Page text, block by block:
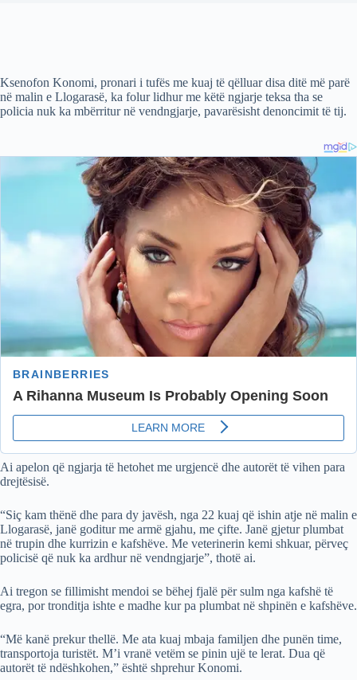
Ksenofon Konomi, pronari i tufës me kuaj të qëlluar disa ditë më parë
në malin e Llogarasë, ka folur lidhur me këtë ngjarje teksa tha se
policia nuk ka mbërritur në vendngjarje, pavarësisht denoncimit të tij.
Ai apelon që ngjarja të hetohet me urgjencë dhe autorët të vihen para
drejtësisë.
“Siç kam thënë dhe para dy javësh, nga 22 kuaj që ishin atje në malin e
Llogarasë, janë goditur me armë gjahu, me çifte. Janë gjetur plumbat
në trupin dhe kurrizin e kafshëve. Me veterinerin kemi shkuar, përveç
policisë që nuk ka ardhur në vendngjarje”, thotë ai.
Ai tregon se fillimisht mendoi se bëhej fjalë për sulm nga kafshë të
egra, por tronditja ishte e madhe kur pa plumbat në shpinën e kafshëve.
“Më kanë prekur thellë. Me ata kuaj mbaja familjen dhe punën time,
transportoja turistët. M’i vranë vetëm se pinin ujë te lerat. Dua që
autorët të ndëshkohen,” është shprehur Konomi.